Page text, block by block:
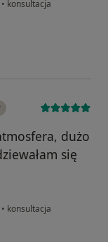
• konsultacja
dużo
się
• konsultacja